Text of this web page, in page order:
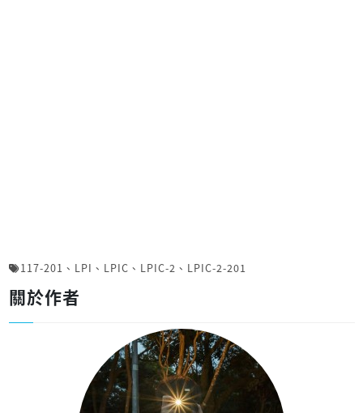
117-201 、 LPI 、 LPIC 、 LPIC-2 、 LPIC-2-201
關於作者